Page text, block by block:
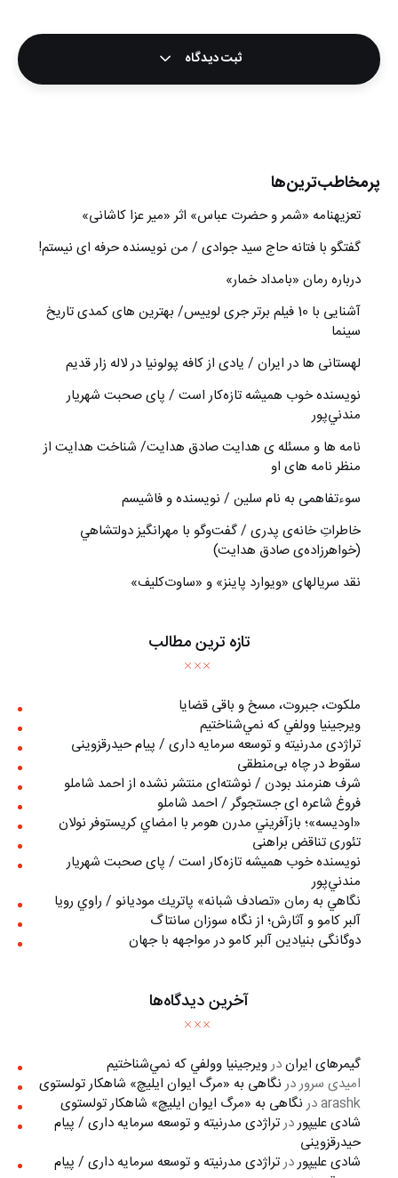
ثبت دیدگاه
پرمخاطب‌ترین‌ها
تعزیه‎نامه‏ «شمر و حضرت عباس» اثر «میر عزا کاشانی»
گفتگو با فتانه حاج سید جوادی / من نویسنده حرفه ای نیستم!
درباره رمان «بامداد خمار»
آشنایی با 10 فیلم برتر جری لوییس/ بهترین های کمدی تاریخ
سینما
لهستانی ها در ایران / یادی از کافه پولونیا در لاله زار قدیم
نويسنده خوب هميشه تازه‌كار است / پای صحبت شهريار
مندني‌پور
نامه ها و مسئله ی هدایت صادق هدایت/ شناخت هدایت از
منظر نامه های او
سوءتفاهمی به نام سلین / نویسنده و فاشیسم
خاطراتِ خانه‌ی پدری / گفت‌وگو با مهرانگيز دولتشاهي
(خواهرزاده‌ی صادق هدايت)
نقد سریالهای «ویوارد پاینز» و «ساوت‌کلیف»
تازه ترین مطالب
ملکوت، جبروت، مسخ و باقی قضایا
ويرجينيا وولفي كه نمي‌شناختيم
تراژدی مدرنیته و توسعه سرمایه داری / پیام حیدرقزوینی
سقوط در چاه بی‌منطقی
شرف هنرمند بودن / نوشته‌ای منتشر نشده از احمد شاملو
فروغ شاعره ای جستجوگر / احمد شاملو
«اوديسه»؛ بازآفريني مدرن هومر با امضاي كريستوفر نولان
تئوری تناقض براهنی
نويسنده خوب هميشه تازه‌كار است / پای صحبت شهريار
مندني‌پور
نگاهي به رمان «تصادف شبانه» پاتريك موديانو / راوي رويا
آلبر کامو و آثارش؛ از نگاه سوزان سانتاگ
دوگانگی بنیادین آلبر کامو در مواجهه با جهان
آخرین دیدگاه‌ها
گیمرهای ایراندرويرجينيا وولفي كه نمي‌شناختيم
امیدی سروردرنگاهی به «مرگ ايوان ايليچ» شاهکار تولستوی
arashkدرنگاهی به «مرگ ايوان ايليچ» شاهکار تولستوی
شادی علیپوردرتراژدی مدرنیته و توسعه سرمایه داری / پیام
حیدرقزوینی
شادی علیپوردرتراژدی مدرنیته و توسعه سرمایه داری / پیام